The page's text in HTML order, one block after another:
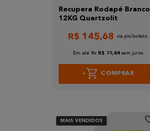
Recupera Rodapé Branco
12KG Quartzolit
R$ 145,68
Em até 2x R$ 72,84 sem juros
COMPRAR
MAIS VENDIDOS